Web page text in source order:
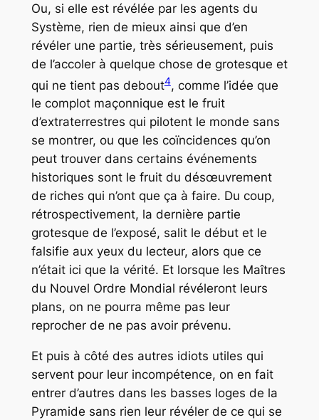
Ou, si elle est révélée par les agents du
Système, rien de mieux ainsi que d’en
révéler une partie, très sérieusement, puis
de l’accoler à quelque chose de grotesque et
qui ne tient pas debout4, comme l’idée que
le complot maçonnique est le fruit
d’extraterrestres qui pilotent le monde sans
se montrer, ou que les coïncidences qu’on
peut trouver dans certains événements
historiques sont le fruit du désœuvrement
de riches qui n’ont que ça à faire. Du coup,
rétrospectivement, la dernière partie
grotesque de l’exposé, salit le début et le
falsifie aux yeux du lecteur, alors que ce
n’était ici que la vérité. Et lorsque les Maîtres
du Nouvel Ordre Mondial révéleront leurs
plans, on ne pourra même pas leur
reprocher de ne pas avoir prévenu.
Et puis à côté des autres idiots utiles qui
servent pour leur incompétence, on en fait
entrer d’autres dans les basses loges de la
Pyramide sans rien leur révéler de ce qui se